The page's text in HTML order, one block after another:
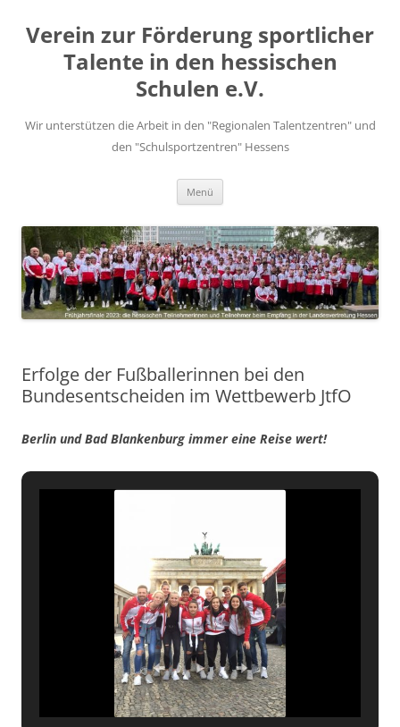
springen
Verein zur Förderung sportlicher
Talente in den hessischen
Schulen e.V.
Wir unterstützen die Arbeit in den "Regionalen Talentzentren" und
den "Schulsportzentren" Hessens
Menü
Erfolge der Fußballerinnen bei den
Bundesentscheiden im Wettbewerb JtfO
Berlin und Bad Blankenburg immer eine Reise wert!